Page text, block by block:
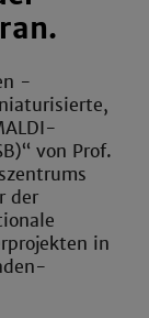
-
von Prof.
der
in